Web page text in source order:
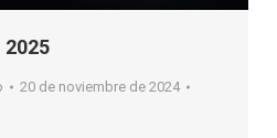
2025
20 de noviembre de 2024